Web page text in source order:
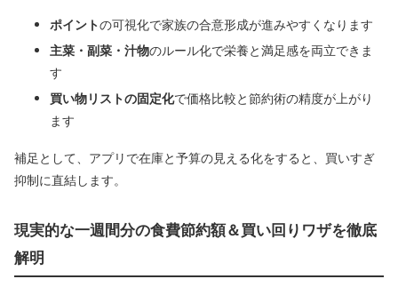
ポイントの可視化で家族の合意形成が進みやすくなります
主菜・副菜・汁物のルール化で栄養と満足感を両立できま
す
買い物リストの固定化で価格比較と節約術の精度が上がり
ます
補足として、アプリで在庫と予算の見える化をすると、買いすぎ
抑制に直結します。
現実的な一週間分の食費節約額＆買い回りワザを徹底
解明